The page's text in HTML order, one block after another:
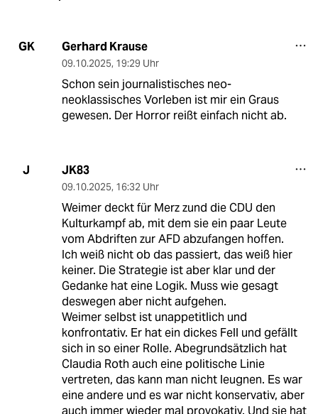
GK Gerhard Krause
09.10.2025, 19:29 Uhr
Schon sein journalistisches neo-
neoklassisches Vorleben ist mir ein Graus
gewesen. Der Horror reißt einfach nicht ab.
J JK83
09.10.2025, 16:32 Uhr
Weimer deckt für Merz zund die CDU den
Kulturkampf ab, mit dem sie ein paar Leute
vom Abdriften zur AFD abzufangen hoffen.
Ich weiß nicht ob das passiert, das weiß hier
keiner. Die Strategie ist aber klar und der
Gedanke hat eine Logik. Muss wie gesagt
deswegen aber nicht aufgehen.
Weimer selbst ist unappetitlich und
konfrontativ. Er hat ein dickes Fell und gefällt
sich in so einer Rolle. Abegrundsätzlich hat
Claudia Roth auch eine politische Linie
vertreten, das kann man nicht leugnen. Es war
eine andere und es war nicht konservativ, aber
auch immer wieder mal provokativ. Und sie hat